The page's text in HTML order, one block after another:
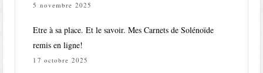
5 novembre 2025
Etre à sa place. Et le savoir. Mes Carnets de Solénoïde
remis en ligne!
17 octobre 2025